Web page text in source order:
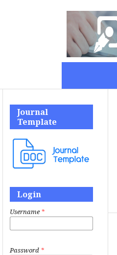
Journal
Template
Login
Username *
Password *